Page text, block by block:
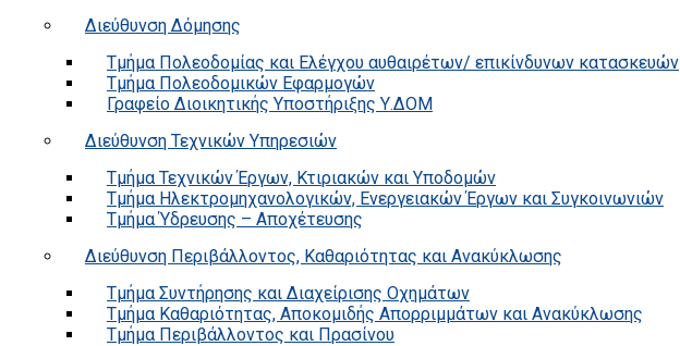
Διεύθυνση Δόμησης
Τμήμα Πολεοδομίας και Ελέγχου αυθαιρέτων/ επικίνδυνων κατασκευών
Τμήμα Πολεοδομικών Εφαρμογών
Γραφείο Διοικητικής Υποστήριξης Υ.ΔΟΜ
Διεύθυνση Τεχνικών Υπηρεσιών
Τμήμα Τεχνικών Έργων, Κτιριακών και Υποδομών
Τμήμα Ηλεκτρομηχανολογικών, Ενεργειακών Έργων και Συγκοινωνιών
Τμήμα Ύδρευσης – Αποχέτευσης
Διεύθυνση Περιβάλλοντος, Καθαριότητας και Ανακύκλωσης
Τμήμα Συντήρησης και Διαχείρισης Οχημάτων
Τμήμα Καθαριότητας, Αποκομιδής Απορριμμάτων και Ανακύκλωσης
Τμήμα Περιβάλλοντος και Πρασίνου